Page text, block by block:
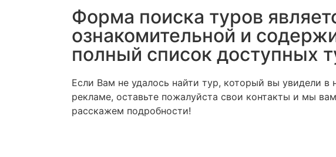
Форма поиска туров
ознакомительной и
полный список доступных
Если Вам не удалось найти тур, который вы увидели в
рекламе, оставьте пожалуйста свои контакты и мы вам
расскажем подробности!